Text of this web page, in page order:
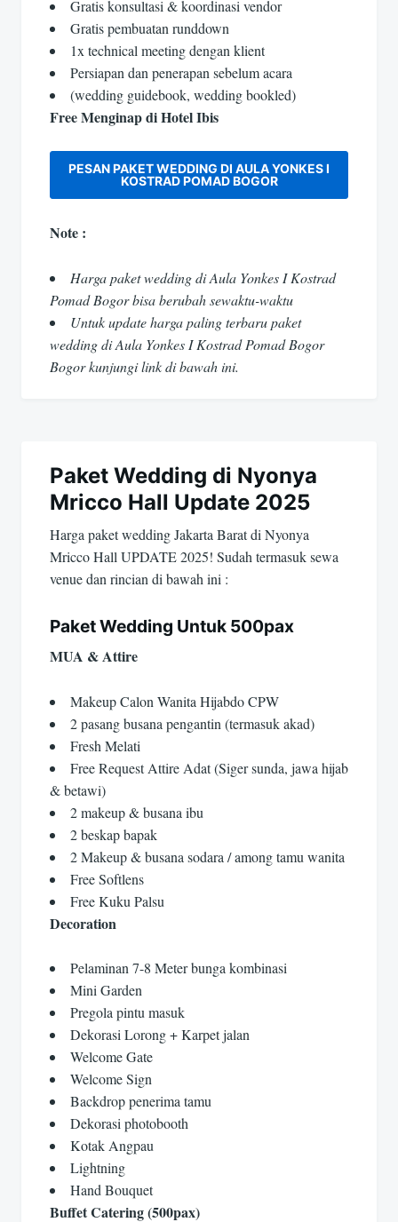
Gratis konsultasi & koordinasi vendor
Gratis pembuatan runddown
1x technical meeting dengan klient
Persiapan dan penerapan sebelum acara
(wedding guidebook, wedding bookled)
Free Menginap di Hotel Ibis
PESAN PAKET WEDDING DI AULA YONKES I
KOSTRAD POMAD BOGOR
Note :
Harga paket wedding di Aula Yonkes I Kostrad
Pomad Bogor bisa berubah sewaktu-waktu
Untuk update harga paling terbaru paket
wedding di Aula Yonkes I Kostrad Pomad Bogor
Bogor kunjungi link di bawah ini.
Paket Wedding di Nyonya
Mricco Hall Update 2025
Harga paket wedding Jakarta Barat di Nyonya
Mricco Hall UPDATE 2025! Sudah termasuk sewa
venue dan rincian di bawah ini :
Paket Wedding Untuk 500pax
MUA & Attire
Makeup Calon Wanita Hijabdo CPW
2 pasang busana pengantin (termasuk akad)
Fresh Melati
Free Request Attire Adat (Siger sunda, jawa hijab
& betawi)
2 makeup & busana ibu
2 beskap bapak
2 Makeup & busana sodara / among tamu wanita
Free Softlens
Free Kuku Palsu
Decoration
Pelaminan 7-8 Meter bunga kombinasi
Mini Garden
Pregola pintu masuk
Dekorasi Lorong + Karpet jalan
Welcome Gate
Welcome Sign
Backdrop penerima tamu
Dekorasi photobooth
Kotak Angpau
Lightning
Hand Bouquet
Buffet Catering (500pax)